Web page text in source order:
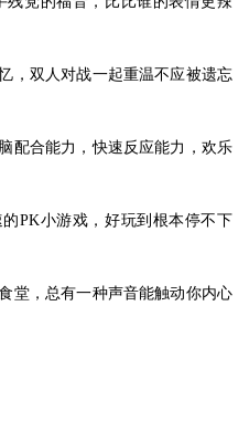
，双人对战一起重温不应被遗忘
配合能力，快速反应能力，欢乐
PK小游戏，好玩到根本停不下
堂，总有一种声音能触动你内心